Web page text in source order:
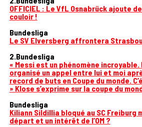
OFFICIEL : Le VfL Osnabrück ajoute
couloir !
Bundesliga
Le SV Elversberg affrontera
2.Bundesliga
« Messi est un phénomène
organisé un appel entre lui et moi
record de buts en Coupe du monde.
» Klose s’exprime sur la coupe du
Bundesliga
Kiliann Sildillia bloqué au SC Freiburg
départ et un intérêt de l’OM ?